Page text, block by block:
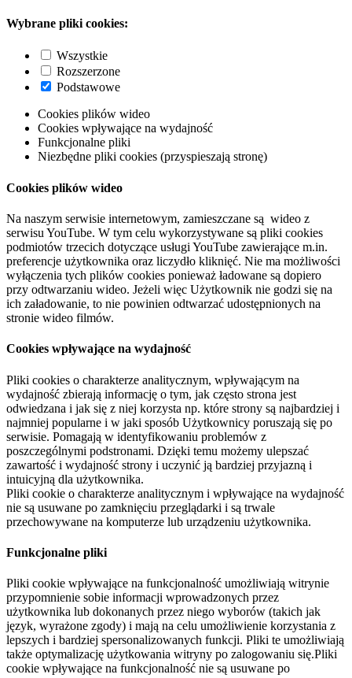
Wybrane pliki cookies:
Wszystkie
Rozszerzone
Podstawowe
Cookies plików wideo
Cookies wpływające na wydajność
Funkcjonalne pliki
Niezbędne pliki cookies (przyspieszają stronę)
Cookies plików wideo
Na naszym serwisie internetowym, zamieszczane są wideo z
serwisu YouTube. W tym celu wykorzystywane są pliki cookies
podmiotów trzecich dotyczące usługi YouTube zawierające m.in.
preferencje użytkownika oraz liczydło kliknięć. Nie ma możliwości
wyłączenia tych plików cookies ponieważ ładowane są dopiero
przy odtwarzaniu wideo. Jeżeli więc Użytkownik nie godzi się na
ich załadowanie, to nie powinien odtwarzać udostępnionych na
stronie wideo filmów.
Cookies wpływające na wydajność
Pliki cookies o charakterze analitycznym, wpływającym na
wydajność zbierają informację o tym, jak często strona jest
odwiedzana i jak się z niej korzysta np. które strony są najbardziej i
najmniej popularne i w jaki sposób Użytkownicy poruszają się po
serwisie. Pomagają w identyfikowaniu problemów z
poszczególnymi podstronami. Dzięki temu możemy ulepszać
zawartość i wydajność strony i uczynić ją bardziej przyjazną i
intuicyjną dla użytkownika.
Pliki cookie o charakterze analitycznym i wpływające na wydajność
nie są usuwane po zamknięciu przeglądarki i są trwale
przechowywane na komputerze lub urządzeniu użytkownika.
Funkcjonalne pliki
Pliki cookie wpływające na funkcjonalność umożliwiają witrynie
przypomnienie sobie informacji wprowadzonych przez
użytkownika lub dokonanych przez niego wyborów (takich jak
język, wyrażone zgody) i mają na celu umożliwienie korzystania z
lepszych i bardziej spersonalizowanych funkcji. Pliki te umożliwiają
także optymalizację użytkowania witryny po zalogowaniu się.Pliki
cookie wpływające na funkcjonalność nie są usuwane po